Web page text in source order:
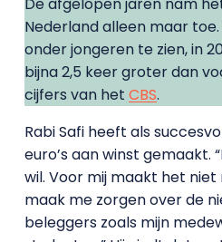
De afgelopen jaren nam
Nederland alleen maar
onder jongeren te zien, in
bijna 2,5 keer groter dan
cijfers van het CBS.
Rabi Safi heeft als
euro’s aan winst gemaakt.
wil. Voor mij maakt het
maak me zorgen over de
beleggers zoals mijn